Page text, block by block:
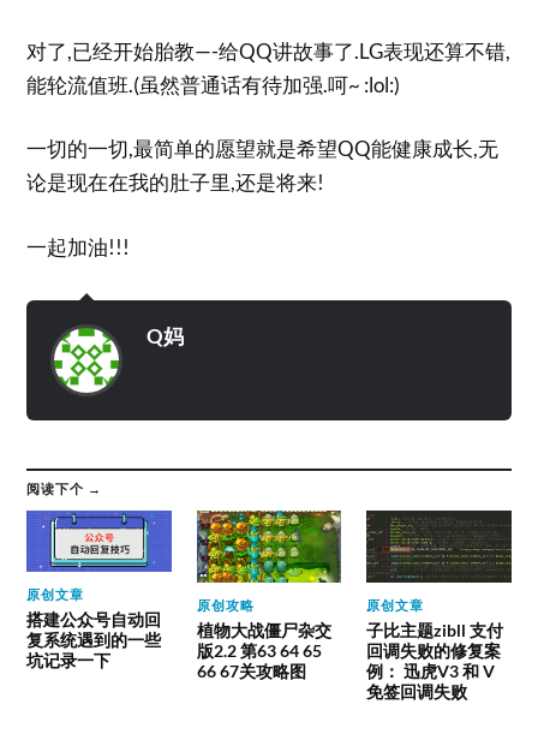
对了,已经开始胎教—-给QQ讲故事了.LG表现还算不错,
能轮流值班.(虽然普通话有待加强.呵~ :lol:)
一切的一切,最简单的愿望就是希望QQ能健康成长,无
论是现在在我的肚子里,还是将来!
一起加油!!!
Q妈
阅读下个 →
原创文章
搭建公众号自动回
复系统遇到的一些
坑记录一下
原创攻略
植物大战僵尸杂交
版2.2 第63 64 65
66 67关攻略图
原创文章
子比主题zibll 支付
回调失败的修复案
例： 迅虎V3 和 V
免签回调失败